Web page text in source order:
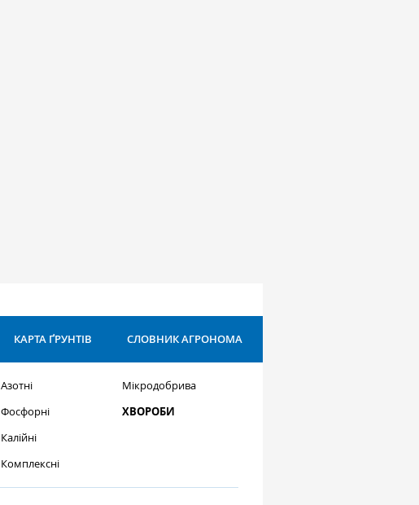
КАРТА ҐРУНТІВ СЛОВНИК АГРОНОМА
Азотні
Фосфорні
Калійні
Комплексні
Мікродобрива
ХВОРОБИ